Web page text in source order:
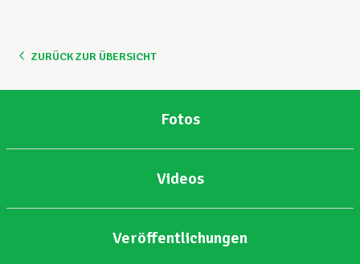
ZURÜCK ZUR ÜBERSICHT
Fotos
Videos
Veröffentlichungen